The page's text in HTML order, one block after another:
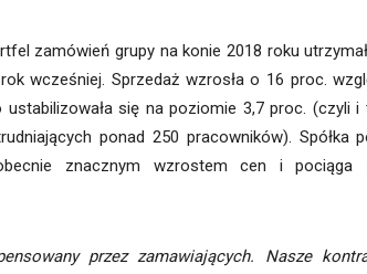
zamówień grupy na konie 2018 roku
wcześniej. Sprzedaż wzrosła o 16 proc.
się na poziomie 3,7 proc. (czyli i
ponad 250 pracowników). Spółka
znacznym wzrostem cen i pociąga
przez zamawiających. Nasze